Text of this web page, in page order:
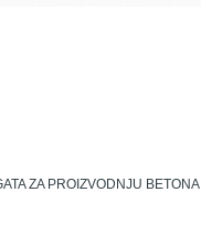
ZA PROIZVODNJU BETONA